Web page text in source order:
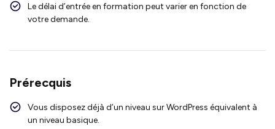
Le délai d’entrée en formation peut varier en fonction de
votre demande.
Prérecquis
Vous disposez déjà d’un niveau sur WordPress équivalent à
un niveau basique.